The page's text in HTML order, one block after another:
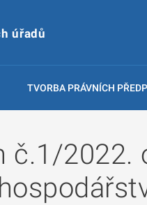
úřadů
TVORBA PRÁVNÍCH
č.1/2022.